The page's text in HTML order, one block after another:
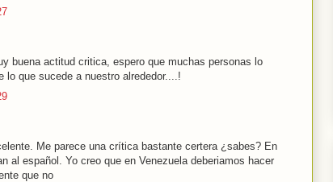
buena actitud critica, espero que muchas personas lo
lo que sucede a nuestro alrededor....!
Me parece una crítica bastante certera ¿sabes? En
al español. Yo creo que en Venezuela deberiamos hacer
que no